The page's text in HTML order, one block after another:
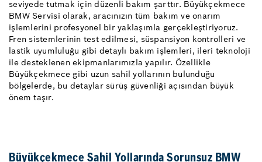
seviyede tutmak için düzenli bakım şarttır. Büyükçekmece
BMW Servisi olarak, aracınızın tüm bakım ve onarım
işlemlerini profesyonel bir yaklaşımla gerçekleştiriyoruz.
Fren sistemlerinin test edilmesi, süspansiyon kontrolleri ve
lastik uyumluluğu gibi detaylı bakım işlemleri, ileri teknoloji
ile desteklenen ekipmanlarımızla yapılır. Özellikle
Büyükçekmece gibi uzun sahil yollarının bulunduğu
bölgelerde, bu detaylar sürüş güvenliği açısından büyük
önem taşır.
Büyükçekmece Sahil Yollarında Sorunsuz BMW